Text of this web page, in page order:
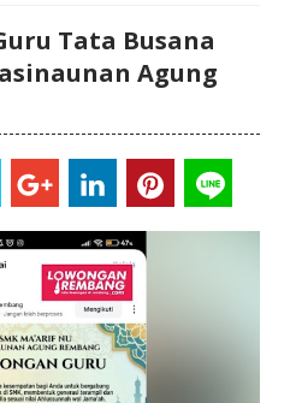
Tata Busana
Agung